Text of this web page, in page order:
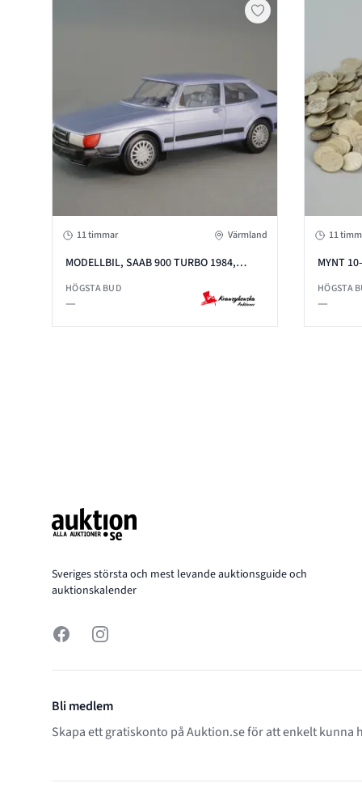
11 timmar Värmland
MODELLBIL, SAAB 900 TURBO 1984,
FINLAND
HÖGSTA BUD
—
11
MYNT
HÖGSTA
—
Sveriges största och mest levande auktionsguide och
auktionskalender
FacebookInstagram
Bli medlem
Skapa ett gratiskonto på Auktion.se för att enkelt kunna